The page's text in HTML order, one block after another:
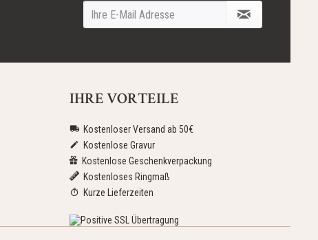
IHRE VORTEILE
Kostenloser Versand ab 50€
Kostenlose Gravur
Kostenlose Geschenkverpackung
Kostenloses Ringmaß
Kurze Lieferzeiten